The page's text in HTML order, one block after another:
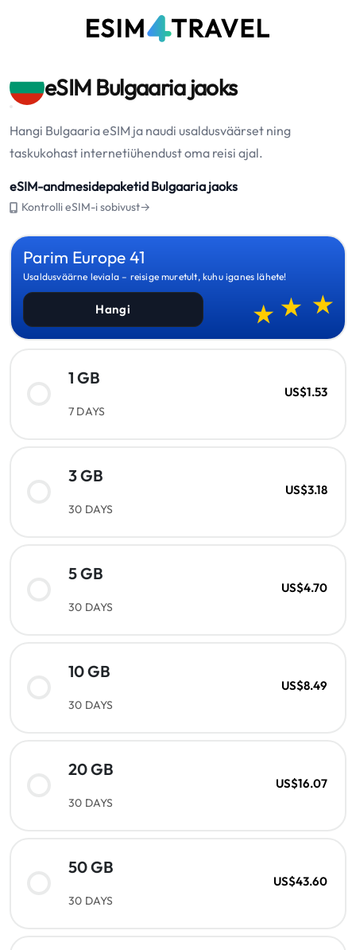
eSIM Bulgaaria jaoks
Hangi Bulgaaria eSIM ja naudi usaldusväärset ning
taskukohast internetiühendust oma reisi ajal.
eSIM-andmesidepaketid Bulgaaria jaoks
Kontrolli eSIM-i sobivust→
Parim Europe 41
Usaldusväärne leviala – reisige muretult, kuhu iganes lähete!
Hangi
1 GB
7 DAYS
US$1.53
3 GB
30 DAYS
US$3.18
5 GB
30 DAYS
US$4.70
10 GB
30 DAYS
US$8.49
20 GB
30 DAYS
US$16.07
50 GB
30 DAYS
US$43.60